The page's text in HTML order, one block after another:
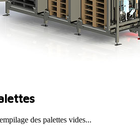
des palettes vides...